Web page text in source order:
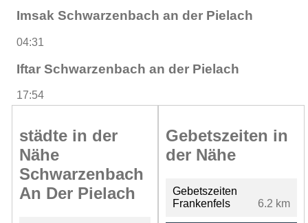
Imsak Schwarzenbach an der Pielach
04:31
Iftar Schwarzenbach an der Pielach
17:54
städte in der
Nähe
Schwarzenbach
An Der Pielach
Gebetszeiten in
der Nähe
Gebetszeiten
Frankenfels
6.2 km